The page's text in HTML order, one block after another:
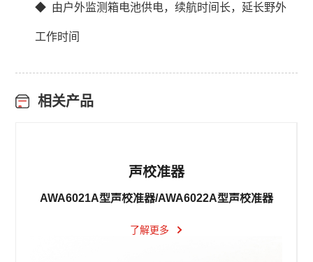
◆ 由户外监测箱电池供电，续航时间长，延长野外
工作时间
相关产品
声校准器
AWA6021A型声校准器/AWA6022A型声校准器
了解更多